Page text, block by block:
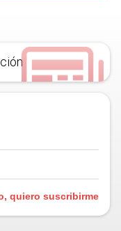
quiero suscribirme